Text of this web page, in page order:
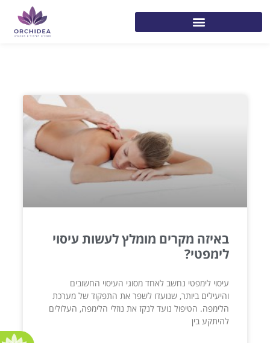
באיזה מקרים מומלץ לעשות עיסוי
לימפטי?
עיסוי לימפטי נחשב לאחד מסוגי העיסוי החשובים
והיעילים ביותר, שנועדו לשפר את התפקוד של מערכת
הלימפה. הטיפול נועד לנקז את נוזלי הלימפה, העלולים
להיתקע בין